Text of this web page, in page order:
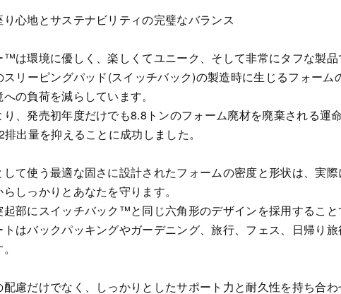
り心地とサステナビリティの完璧なバランス
は環境に優しく、楽しくてユニーク、そして非常にタフな製品
スリーピングパッド(スイッチバック)の製造時に生じるフォー
の負荷を減らしています。
り、発売初年度だけでも8.8トンのフォーム廃材を廃棄される運
排出量を抑えることに成功しました。
して使う最適な固さに設計されたフォームの密度と形状は、実
しっかりとあなたを守ります。
起部にスイッチバック™と同じ六角形のデザインを採用すること
トはバックパッキングやガーデニング、旅行、フェス、日帰り
慮だけでなく、しっかりとしたサポート力と耐久性を持ち合